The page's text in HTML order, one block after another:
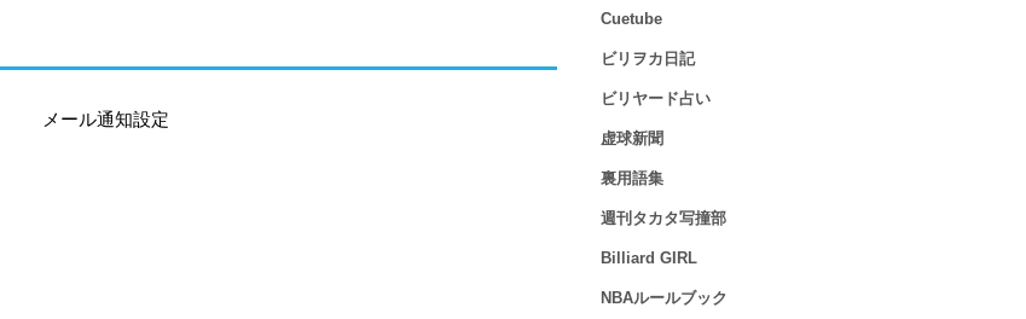
メール通知設定
Cuetube
ビリヲカ日記
ビリヤード占い
虚球新聞
裏用語集
週刊タカタ写撞部
Billiard GIRL
NBAルールブック